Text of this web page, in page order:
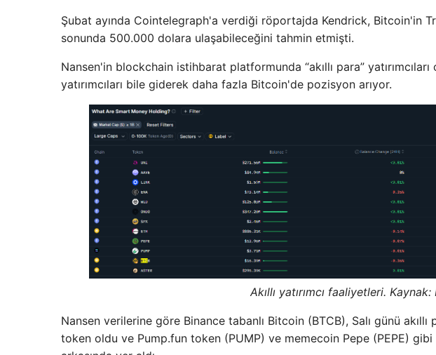
Şubat ayında Cointelegraph'a verdiği röportajda Kendrick, Bitcoin'in
sonunda 500.000 dolara ulaşabileceğini tahmin etmişti.
Nansen'in blockchain istihbarat platformunda “akıllı para”
yatırımcıları bile giderek daha fazla Bitcoin'de pozisyon arıyor.
Akıllı yatırımcı faaliyetleri. Kaynak:
Nansen verilerine göre Binance tabanlı Bitcoin (BTCB), Salı günü akıllı
token oldu ve Pump.fun token (PUMP) ve memecoin Pepe (PEPE) gibi